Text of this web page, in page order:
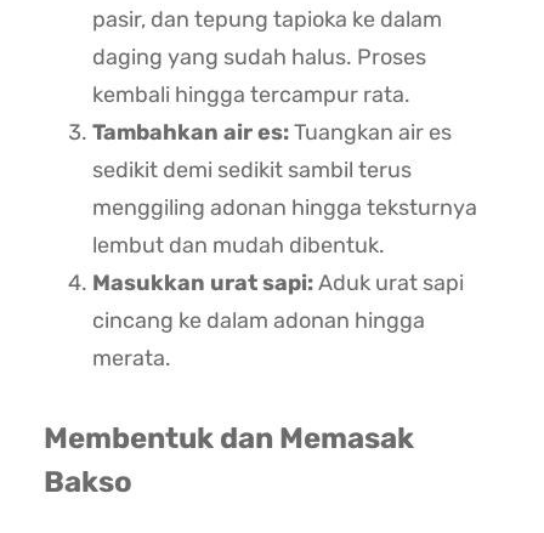
pasir, dan tepung tapioka ke dalam
daging yang sudah halus. Proses
kembali hingga tercampur rata.
Tambahkan air es:Tuangkan air es
sedikit demi sedikit sambil terus
menggiling adonan hingga teksturnya
lembut dan mudah dibentuk.
Masukkan urat sapi:Aduk urat sapi
cincang ke dalam adonan hingga
merata.
Membentuk dan Memasak
Bakso